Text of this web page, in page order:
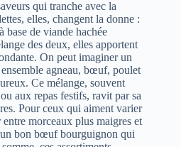
qui tranche avec la
elles, changent la donne :
base de viande hachée
des deux, elles apportent
On peut imaginer un
agneau, bœuf, poulet
Ce mélange, souvent
aux repas festifs, ravit par sa
Pour ceux qui aiment varier
morceaux plus maigres et
bon bœuf bourguignon qui